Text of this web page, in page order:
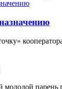
молодой парень